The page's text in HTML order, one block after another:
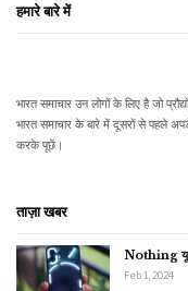
हमारे बारे में
भारत समाचार उन लोगों के लिए है जो
भारत समाचार के बारे में दूसरों से पहले
करके पूछें।
ताज़ा खबर
Nothing
Feb 1, 2024